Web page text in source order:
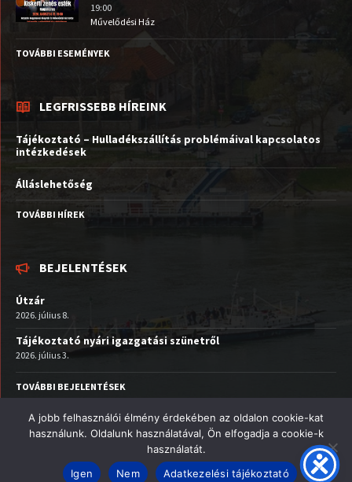
19:00
Művelődési Ház
TOVÁBBI ESEMÉNYEK
LEGFRISSEBB HÍREINK
Tájékoztató – Hulladékszállítás problémáival kapcsolatos
intézkedések
Álláslehetőség
TOVÁBBI HÍREK
BEJELENTÉSEK
Útzár
2026. július 8.
Tájékoztató nyári igazgatási szünetről
2026. július 3.
TOVÁBBI BEJELENTÉSEK
Facebook
EmailYouTube
A jobb felhasználói élmény érdekében az oldalon cookie-kat
használunk. Oldalunk használatával, Ön elfogadja a cookie-k
használatát.
Igen
Nem Adatkezelési tájékoztató